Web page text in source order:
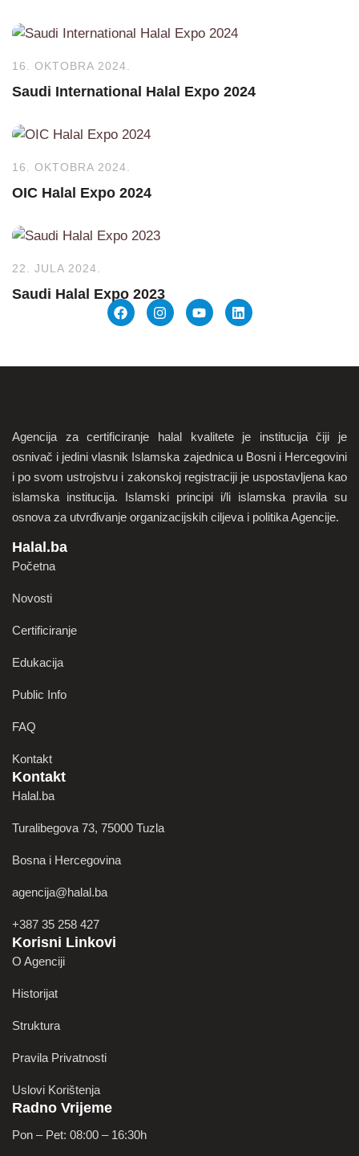
16. OKTOBRA 2024.
Saudi International Halal Expo 2024
16. OKTOBRA 2024.
OIC Halal Expo 2024
22. JULA 2024.
Saudi Halal Expo 2023
Agencija za certificiranje halal kvalitete je institucija čiji je
osnivač i jedini vlasnik Islamska zajednica u Bosni i Hercegovini
i po svom ustrojstvu i zakonskoj registraciji je uspostavljena kao
islamska institucija. Islamski principi i/li islamska pravila su
osnova za utvrđivanje organizacijskih ciljeva i politika Agencije.
Halal.ba
Početna
Novosti
Certificiranje
Edukacija
Public Info
FAQ
Kontakt
Kontakt
Halal.ba
Turalibegova 73, 75000 Tuzla
Bosna i Hercegovina
agencija@halal.ba
+387 35 258 427
Korisni Linkovi
O Agenciji
Historijat
Struktura
Pravila Privatnosti
Uslovi Korištenja
Radno Vrijeme
Pon – Pet: 08:00 – 16:30h